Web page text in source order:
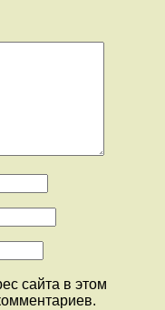
сайта в этом